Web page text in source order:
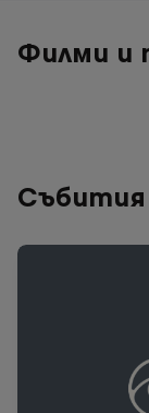
Филми и
Събития